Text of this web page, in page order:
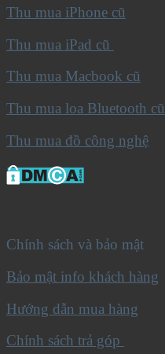
Thu mua iPhone cũ
Thu mua iPad cũ
Thu mua Macbook cũ
Thu mua loa Bluetooth cũ
Thu mua đồ công nghệ
Chính sách và bảo mật
Bảo mật info khách hàng
Hướng dẫn mua hàng
Chính sách trả góp